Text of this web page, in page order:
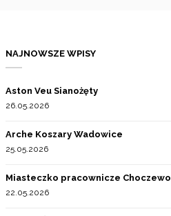
NAJNOWSZE WPISY
Aston Veu Sianożęty
26.05.2026
Arche Koszary Wadowice
25.05.2026
Miasteczko pracownicze Choczewo
22.05.2026